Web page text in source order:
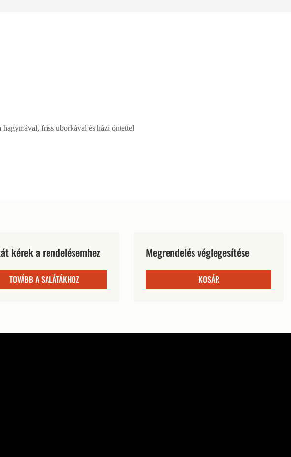
friss uborkával és házi öntettel
kérek a rendelésemhez
TOVÁBB A SALÁTÁKHOZ
Megrendelés véglegesítése
KOSÁR